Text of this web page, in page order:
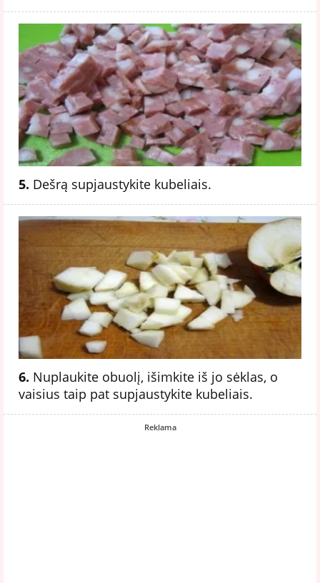
5. Dešrą supjaustykite kubeliais.
6. Nuplaukite obuolį, išimkite iš jo sėklas, o
vaisius taip pat supjaustykite kubeliais.
Reklama